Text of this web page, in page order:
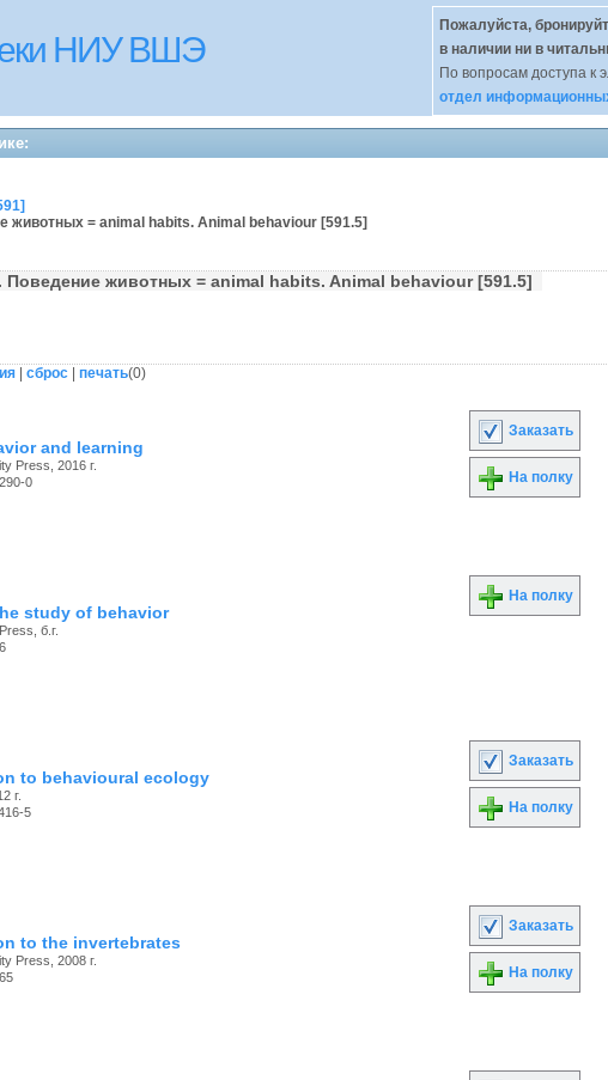
НИУ ВШЭ
Пожалуйста,
в наличии ни в
По вопросам доступа к
отдел
животных = animal habits. Animal behaviour [591.5]
животных = animal habits. Animal behaviour [591.5]
сброс печать(0)
and learning
Press, 2016 г.
0
Заказать
На полку
study of behavior
б.г.
На полку
to behavioural ecology
г.
5
Заказать
На полку
to the invertebrates
Press, 2008 г.
Заказать
На полку